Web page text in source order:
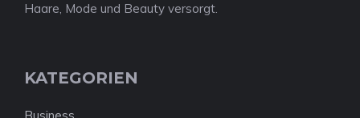
Haare, Mode und Beauty versorgt.
KATEGORIEN